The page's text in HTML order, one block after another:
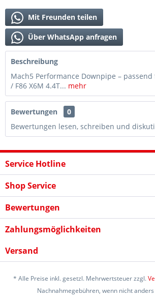
Mit Freunden teilen
Über WhatsApp anfragen
Beschreibung
Mach5 Performance Downpipe – passend
/ F86 X6M 4.4T... mehr
Bewertungen
0
Bewertungen lesen, schreiben und
Service Hotline
Shop Service
Bewertungen
Zahlungsmöglichkeiten
Versand
* Alle Preise inkl. gesetzl. Mehrwertsteuer zzgl.
Nachnahmegebühren, wenn nicht